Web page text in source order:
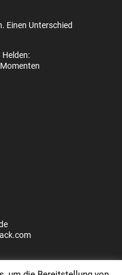
Einen Unterschied